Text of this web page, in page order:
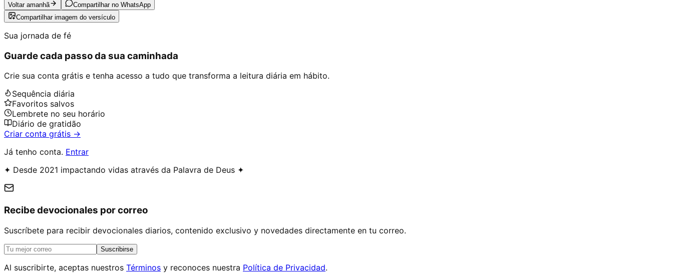
Voltar amanhã
Compartilhar no WhatsApp
Compartilhar imagem do versículo
Sua jornada de fé
Guarde cada passo da sua caminhada
Crie sua conta grátis e tenha acesso a tudo que transforma a leitura diária em hábito.
Sequência diária
Favoritos salvos
Lembrete no seu horário
Diário de gratidão
Criar conta grátis →
Já tenho conta. Entrar
✦ Desde 2021 impactando vidas através da Palavra de Deus ✦
Recibe devocionales por correo
Suscríbete para recibir devocionales diarios, contenido exclusivo y novedades directamente en tu correo.
Suscribirse
Al suscribirte, aceptas nuestros Términos y reconoces nuestra Política de Privacidad.